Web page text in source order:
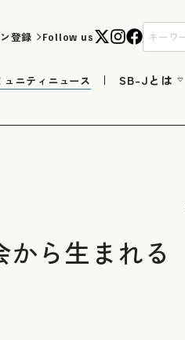
登録 Follow us
ュニティニュース SB-Jとは
ら生まれる